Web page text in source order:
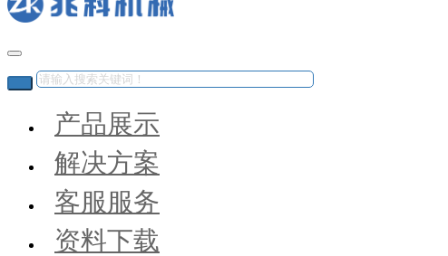
产品展示
解决方案
客服服务
资料下载